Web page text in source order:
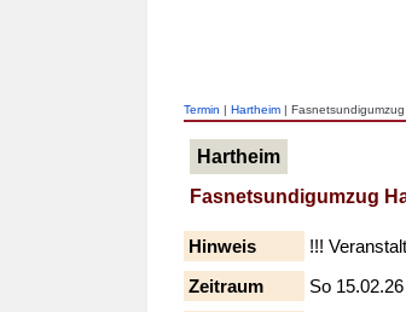
Termin | Hartheim |
Hartheim
Fasnetsundigumzug
Hinweis
!!!
Zeitraum
So